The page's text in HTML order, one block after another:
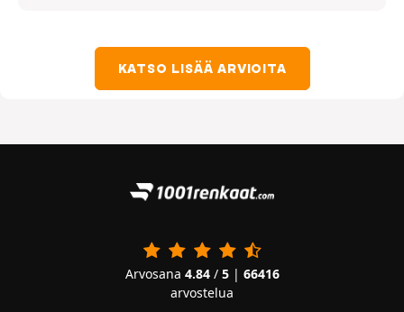
KATSO LISÄÄ ARVIOITA
Arvosana 4.84/ 5| 66416
arvostelua